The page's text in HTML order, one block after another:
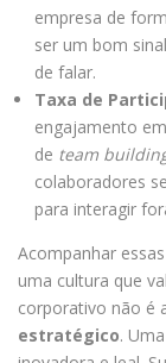
empresa de
ser um bom
de falar.
Taxa de
engajamento
de team
colaboradores
para interagir
Acompanhar
uma cultura que
corporativo não é
estratégico.